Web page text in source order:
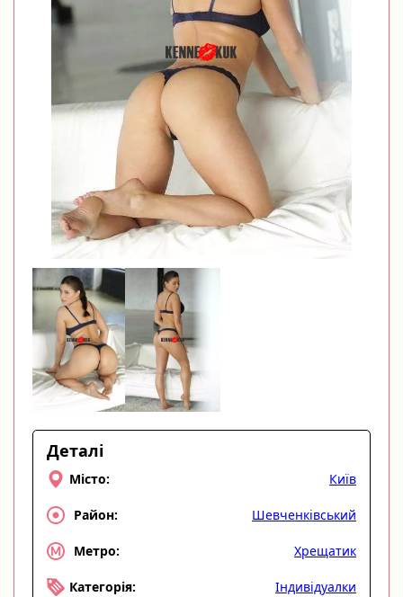
Деталі
Місто: Київ
Район: Шевченківський
Метро: Хрещатик
Категорія: Індивідуалки